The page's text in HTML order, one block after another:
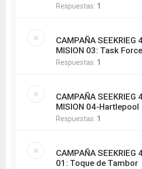
Respuestas: 1
CAMPAÑA SEEKRIEG
MISION 03: Task Force
Respuestas: 1
CAMPAÑA SEEKRIEG
MISION 04-Hartlepool
Respuestas: 1
CAMPAÑA
01: Toque de Tambor